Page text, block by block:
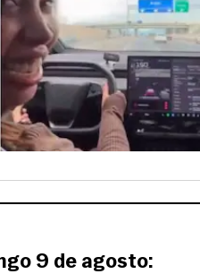
9 de agosto: